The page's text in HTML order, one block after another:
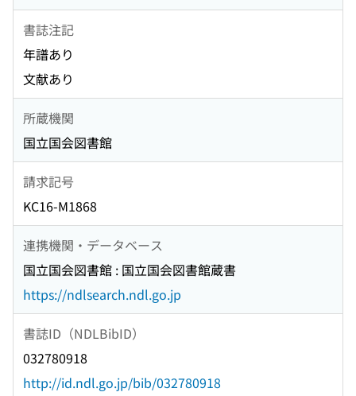
書誌注記
年譜あり
文献あり
所蔵機関
国立国会図書館
請求記号
KC16-M1868
連携機関・データベース
国立国会図書館 : 国立国会図書館蔵書
https://ndlsearch.ndl.go.jp
書誌ID（NDLBibID）
032780918
http://id.ndl.go.jp/bib/032780918